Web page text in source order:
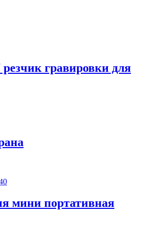
гравировки для
мини портативная